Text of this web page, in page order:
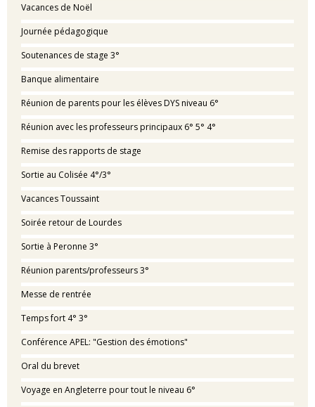
Vacances de Noël
Journée pédagogique
Soutenances de stage 3°
Banque alimentaire
Réunion de parents pour les élèves DYS niveau 6°
Réunion avec les professeurs principaux 6° 5° 4°
Remise des rapports de stage
Sortie au Colisée 4°/3°
Vacances Toussaint
Soirée retour de Lourdes
Sortie à Peronne 3°
Réunion parents/professeurs 3°
Messe de rentrée
Temps fort 4° 3°
Conférence APEL: "Gestion des émotions"
Oral du brevet
Voyage en Angleterre pour tout le niveau 6°